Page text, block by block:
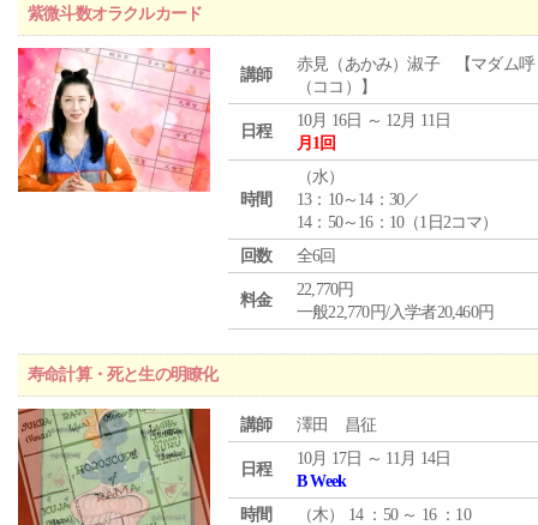
紫微斗数オラクルカード
講師
赤見（あかみ）淑子 【マダム呼
（ココ）】
日程
10月 16日 ～ 12月 11日
月1回
時間
（水）
13：10～14：30／
14：50～16：10（1日2コマ）
回数
全6回
料金
22,770円
一般22,770円/入学者20,460円
寿命計算・死と生の明瞭化
講師 澤田 昌征
日程
10月 17日 ～ 11月 14日
B Week
時間
（木） 14 ：50 ～ 16 ：10